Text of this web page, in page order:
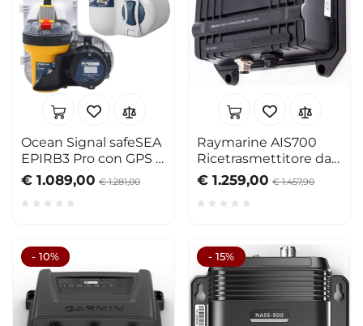
Ocean Signal safeSEA
EPIRB3 Pro con GPS e
AIS Auto
€ 1.089,00 € 1.281,00
Raymarine AIS700
Ricetrasmettitore dati
AIS
€ 1.259,00 € 1.457,90
- 10% - 15%